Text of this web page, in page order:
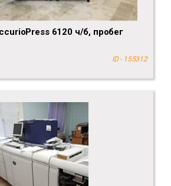
6120 ч/б, пробег
ID - 155312